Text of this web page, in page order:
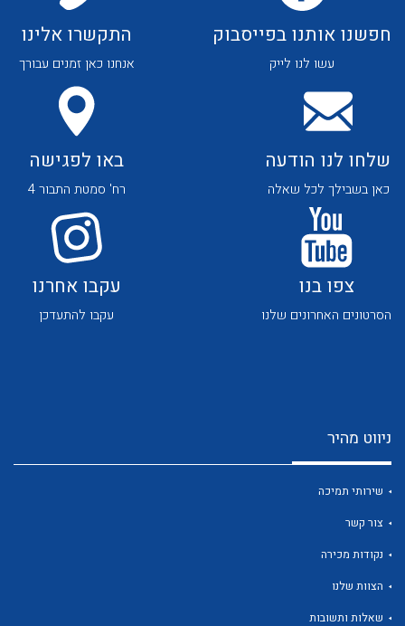
לכל מוצרי היצרן לכל מוצרי היצרן
לכל מוצרי היצרן לכל מוצרי היצרן
לכל מוצרי היצרן
חפשנו אותנו בפייסבוק
עשו לנו לייק
התקשרו אלינו
אנחנו כאן זמנים עבורך
שלחו לנו הודעה
כאן בשבילך לכל שאלה
באו לפגישה
רח' סמטת התבור 4
צפו בנו
הסרטונים האחרונים שלנו
עקבו אחרנו
עקבו להתעדכן
ניווט מהיר
שירותי תמיכה
צור קשר
נקודות מכירה
הצוות שלנו
שאלות ותשובות